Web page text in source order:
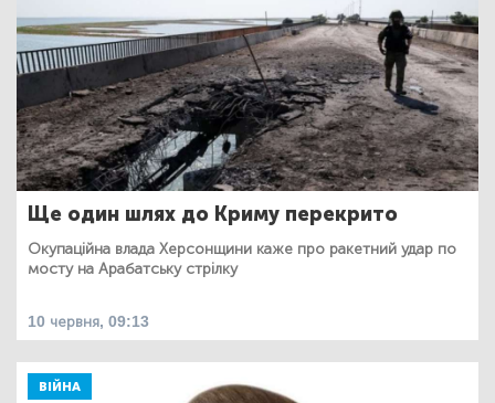
Ще один шлях до Криму перекрито
Окупаційна влада Херсонщини каже про ракетний удар по
мосту на Арабатську стрілку
10 червня, 09:13
ВІЙНА